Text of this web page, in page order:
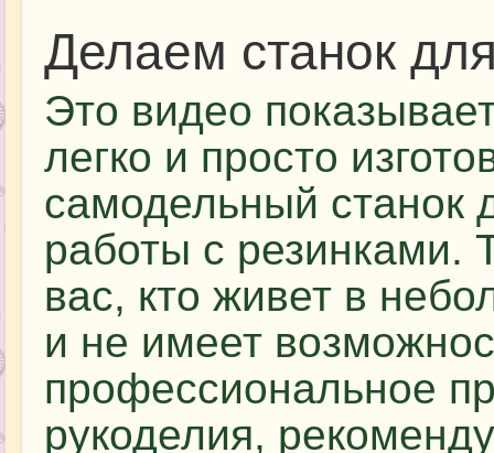
Делаем станок
Это видео
легко и просто
самодельный станок
работы с резинками.
вас, кто живет в
и не имеет
профессиональное
рукоделия,